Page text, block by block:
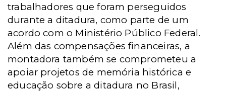
trabalhadores que foram perseguidos
durante a ditadura, como parte de um
acordo com o Ministério Público Federal.
Além das compensações financeiras, a
montadora também se comprometeu a
apoiar projetos de memória histórica e
educação sobre a ditadura no Brasil,